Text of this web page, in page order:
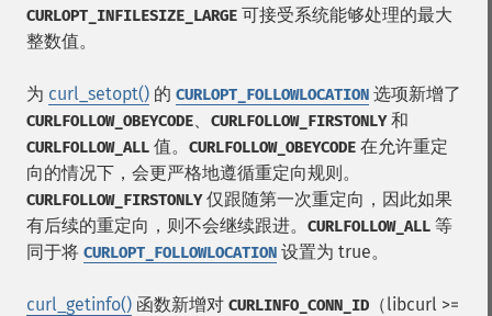
CURLOPT_INFILESIZE_LARGE 可接受系统能够处理的最大
整数值。
为 curl_setopt() 的 CURLOPT_FOLLOWLOCATION 选项新增了
CURLFOLLOW_OBEYCODE、 CURLFOLLOW_FIRSTONLY和
CURLFOLLOW_ALL 值。 CURLFOLLOW_OBEYCODE 在允许重定
向的情况下，会更严格地遵循重定向规则。
CURLFOLLOW_FIRSTONLY仅跟随第一次重定向，因此如果
有后续的重定向，则不会继续跟进。 CURLFOLLOW_ALL 等
同于将 CURLOPT_FOLLOWLOCATION 设置为 true。
curl_getinfo() 函数新增对 CURLINFO_CONN_ID （libcurl >=